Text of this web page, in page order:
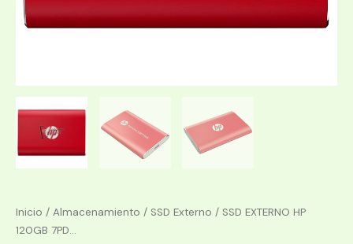
Inicio / Almacenamiento / SSD Externo / SSD EXTERNO HP
120GB 7PD...